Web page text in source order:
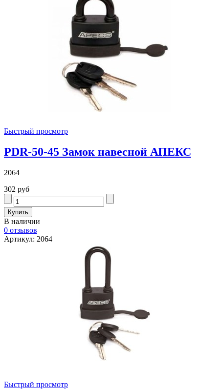
Быстрый просмотр
PDR-50-45 Замок навесной АПЕКС
2064
302 руб
В наличии
0 отзывов
Артикул: 2064
Быстрый просмотр